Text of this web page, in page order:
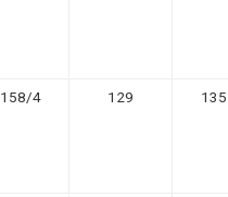
135
129
158/4